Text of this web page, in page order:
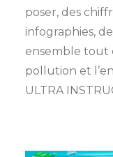
poser, des
infographies,
ensemble tout
pollution et
ULTRA